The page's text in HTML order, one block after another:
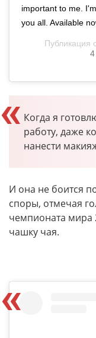
important to me.
you all. Available
Публикация
Когда я
работу, даже
нанести
И она не боится
споры, отмечая
чемпионата мира
чашку чая.